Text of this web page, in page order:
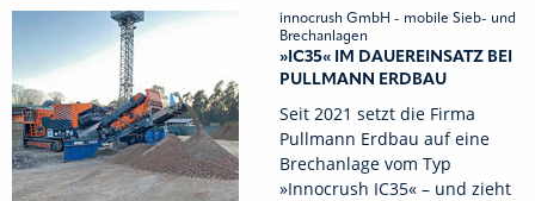
innocrush GmbH - mobile Sieb- und
Brechanlagen
»IC35« IM DAUEREINSATZ BEI
PULLMANN ERDBAU
Seit 2021 setzt die Firma
Pullmann Erdbau auf eine
Brechanlage vom Typ
»Innocrush IC35« – und zieht